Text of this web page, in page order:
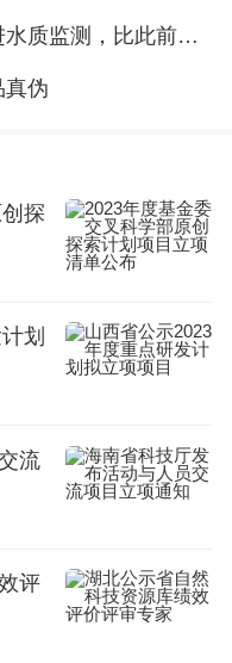
语言和文化的差异，
重要。”
要求每个工作组
展情况。
细节，以便将其应用
它们会预料到我们正
做法。”Kahn说。因
需要持续努力。
石墨烯铅检测器或显著改进水质监测，比此前技术灵敏百万倍
真伪
探
划
流
评